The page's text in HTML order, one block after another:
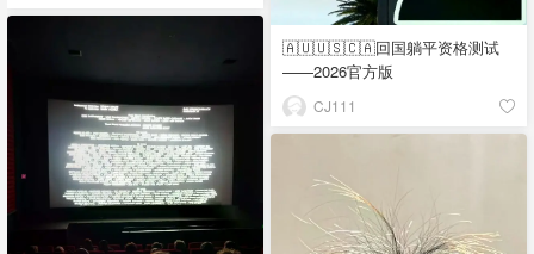
🇦🇺🇺🇸🇨🇦回国躺平资格测试
——2026官方版
CJ111